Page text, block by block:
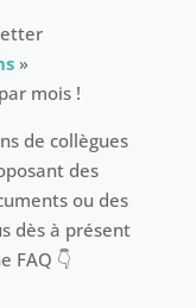
»
mois !
de collègues
des
ou des
dès à présent
FAQ 👇